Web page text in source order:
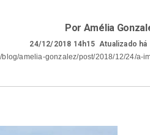
Por Amélia
24/12/2018 14h15 Atualizado há
blog/amelia-gonzalez/post/2018/12/24/a-